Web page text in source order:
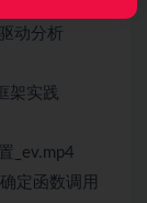
动分析
架实践
_ev.mp4
定函数调用